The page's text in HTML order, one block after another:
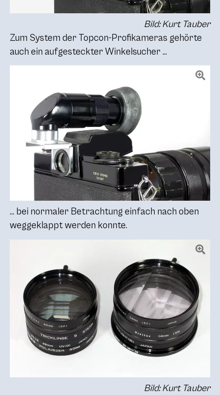
Bild: Kurt Tauber
Zum System der Topcon-Profikameras gehörte
auch ein aufgesteckter Winkelsucher …
… bei normaler Betrachtung einfach nach oben
weggeklappt werden konnte.
Bild: Kurt Tauber